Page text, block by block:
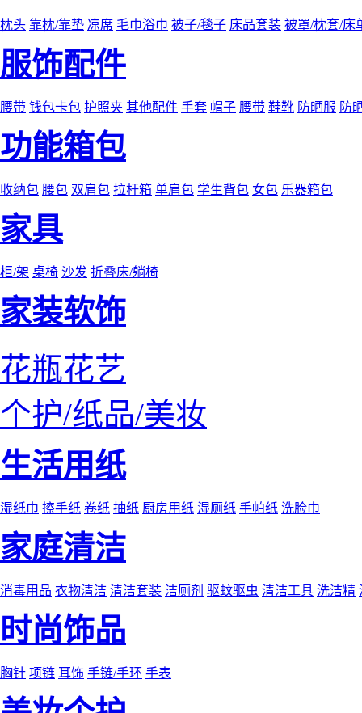
枕头 靠枕/靠垫 凉席 毛巾浴巾 被子/毯子 床品套装 被罩/枕套/床
服饰配件
腰带 钱包卡包 护照夹 其他配件 手套 帽子 腰带 鞋靴 防晒服 防
功能箱包
收纳包 腰包 双肩包 拉杆箱 单肩包 学生背包 女包 乐器箱包
家具
柜/架 桌椅 沙发 折叠床/躺椅
家装软饰
花瓶花艺
个护/纸品/美妆
生活用纸
湿纸巾 擦手纸 卷纸 抽纸 厨房用纸 湿厕纸 手帕纸 洗脸巾
家庭清洁
消毒用品 衣物清洁 清洁套装 洁厕剂 驱蚊驱虫 清洁工具 洗洁精
时尚饰品
胸针 项链 耳饰 手链/手环 手表